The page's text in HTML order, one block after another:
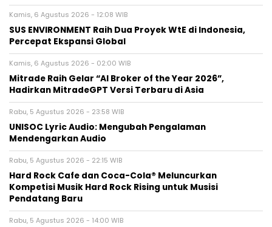
Kamis, 6 Agustus 2026 - 12:08 WIB
SUS ENVIRONMENT Raih Dua Proyek WtE di Indonesia,
Percepat Ekspansi Global
Kamis, 6 Agustus 2026 - 02:00 WIB
Mitrade Raih Gelar “AI Broker of the Year 2026”,
Hadirkan MitradeGPT Versi Terbaru di Asia
Rabu, 5 Agustus 2026 - 23:58 WIB
UNISOC Lyric Audio: Mengubah Pengalaman
Mendengarkan Audio
Rabu, 5 Agustus 2026 - 22:15 WIB
Hard Rock Cafe dan Coca-Cola® Meluncurkan
Kompetisi Musik Hard Rock Rising untuk Musisi
Pendatang Baru
Rabu, 5 Agustus 2026 - 14:00 WIB